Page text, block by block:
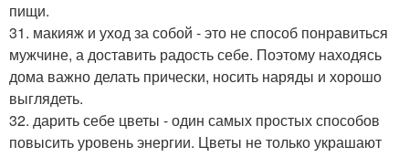
пищи.
31. макияж и уход за собой - это не способ понравиться
мужчине, а доставить радость себе. Поэтому находясь
дома важно делать прически, носить наряды и хорошо
выглядеть.
32. дарить себе цветы - один самых простых способов
повысить уровень энергии. Цветы не только украшают